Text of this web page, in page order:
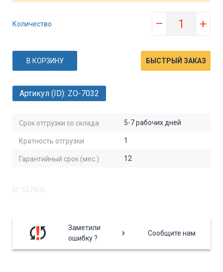
Артикул (ID): ZO-7032
Срок отгрузки со склада 5-7 рабочих дней
Кратность отгрузки 1
Гарантийный срок (мес.) 12
ID: 557406
Количество – +
В КОРЗИНУ БЫСТРЫЙ ЗАКАЗ
Заметили
ошибку ?
Сообщите нам